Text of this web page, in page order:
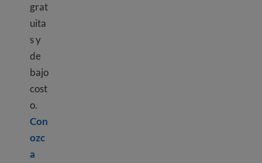
grat
uita
s y
de
bajo
cost
o.
Con
ozc
a